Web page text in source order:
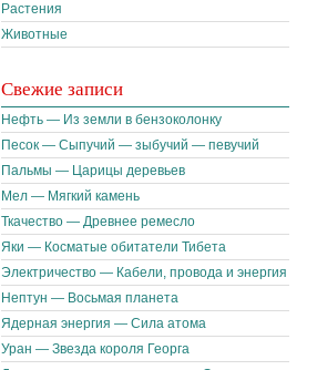
Растения
Животные
Свежие записи
Нефть — Из земли в бензоколонку
Песок — Сыпучий — зыбучий — певучий
Пальмы — Царицы деревьев
Мел — Мягкий камень
Ткачество — Древнее ремесло
Яки — Косматые обитатели Тибета
Электричество — Кабели, провода и энергия
Нептун — Восьмая планета
Ядерная энергия — Сила атома
Уран — Звезда короля Георга